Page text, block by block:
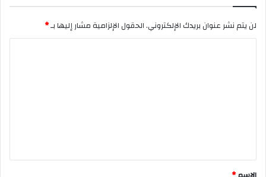
لن يتم نشر عنوان بريدك الإلكتروني.الحقول الإلزامية مشار إليها بـ*
*